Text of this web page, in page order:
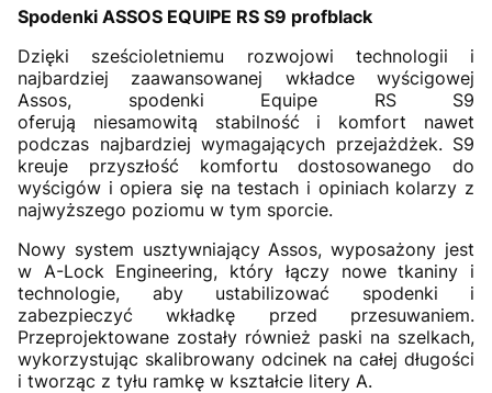
Spodenki ASSOS EQUIPE RS S9 profblack
Dzięki sześcioletniemu rozwojowi technologii i
najbardziej zaawansowanej wkładce wyścigowej
Assos, spodenki Equipe RS S9
oferują niesamowitą stabilność i komfort nawet
podczas najbardziej wymagających przejażdżek. S9
kreuje przyszłość komfortu dostosowanego do
wyścigów i opiera się na testach i opiniach kolarzy z
najwyższego poziomu w tym sporcie.
Nowy system usztywniający Assos, wyposażony jest
w A-Lock Engineering, który łączy nowe tkaniny i
technologie, aby ustabilizować spodenki i
zabezpieczyć wkładkę przed przesuwaniem.
Przeprojektowane zostały również paski na szelkach,
wykorzystując skalibrowany odcinek na całej długości
i tworząc z tyłu ramkę w kształcie litery A.